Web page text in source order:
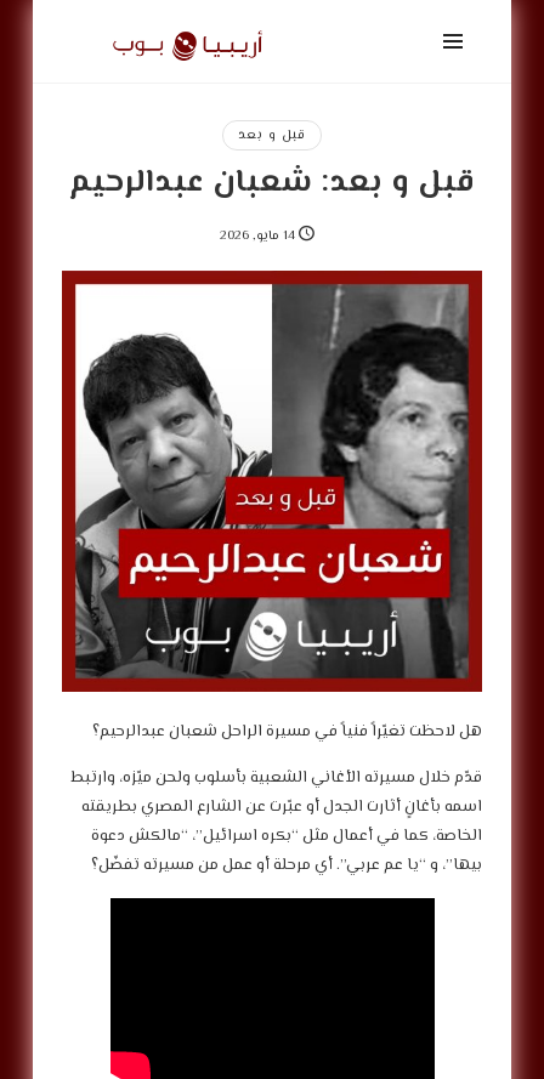
أريبيا
بوب
ArabiaPopقبل و بعد
قبل و بعد: شعبان عبدالرحيم
14 مايو, 2026
هل لاحظت تغيّراً فنياً في مسيرة الراحل شعبان عبدالرحيم؟
قدّم خلال مسيرته الأغاني الشعبية بأسلوب ولحن ميّزه، وارتبط
اسمه بأغانٍ أثارت الجدل أو عبّرت عن الشارع المصري بطريقته
الخاصة، كما في أعمال مثل “بكره اسرائيل”، “مالكش دعوة
بيها”، و “يا عم عربي”. أي مرحلة أو عمل من مسيرته تفضّل؟